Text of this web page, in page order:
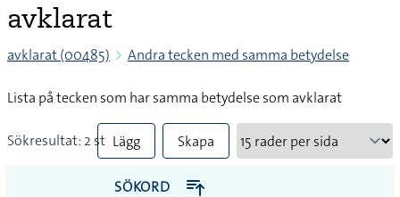
avklarat
avklarat (00485) Andra tecken med samma betydelse
Lista på tecken som har samma betydelse som avklarat
Sökresultat: 2 st Lägg
till
Skapa
PDF
SÖKORD